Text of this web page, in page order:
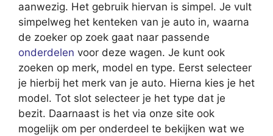
aanwezig. Het gebruik hiervan is simpel. Je vult
simpelweg het kenteken van je auto in, waarna
de zoeker op zoek gaat naar passende
onderdelen voor deze wagen. Je kunt ook
zoeken op merk, model en type. Eerst selecteer
je hierbij het merk van je auto. Hierna kies je het
model. Tot slot selecteer je het type dat je
bezit. Daarnaast is het via onze site ook
mogelijk om per onderdeel te bekijken wat we